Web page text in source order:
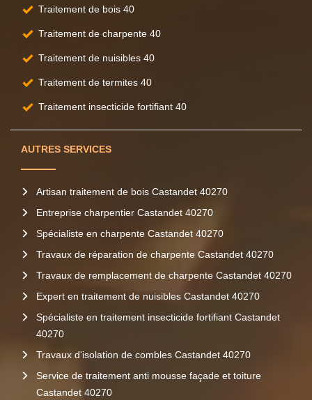
Traitement de bois 40
Traitement de charpente 40
Traitement de nuisibles 40
Traitement de termites 40
Traitement insecticide fortifiant 40
AUTRES SERVICES
Artisan traitement de bois Castandet 40270
Entreprise charpentier Castandet 40270
Spécialiste en charpente Castandet 40270
Travaux de réparation de charpente Castandet 40270
Travaux de remplacement de charpente Castandet 40270
Expert en traitement de nuisibles Castandet 40270
Spécialiste en traitement insecticide fortifiant Castandet
40270
Travaux d'isolation de combles Castandet 40270
Service de traitement anti mousse façade et toiture
Castandet 40270